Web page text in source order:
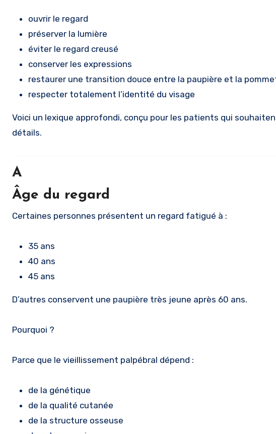
ouvrir le regard
préserver la lumière
éviter le regard creusé
conserver les expressions
restaurer une transition douce entre la paupière et la
respecter totalement l’identité du visage
Voici un lexique approfondi, conçu pour les patients qui
détails.
A
Âge du regard
Certaines personnes présentent un regard fatigué à :
35 ans
40 ans
45 ans
D’autres conservent une paupière très jeune après 60 ans.
Pourquoi ?
Parce que le vieillissement palpébral dépend :
de la génétique
de la qualité cutanée
de la structure osseuse